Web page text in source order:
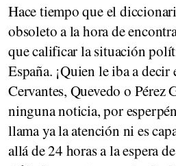
Hace tiempo que el
obsoleto a la hora de
que calificar la situación
España. ¡Quien le iba a
Cervantes, Quevedo o Pérez
ninguna noticia, por
llama ya la atención ni es
allá de 24 horas a la espera